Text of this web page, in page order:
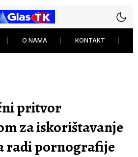
O NAMA KONTAKT
pritvor
za iskorištavanje
radi pornografije